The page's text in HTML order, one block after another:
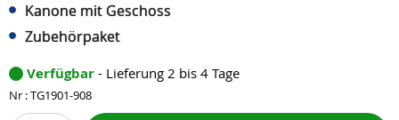
Kanone mit Geschoss
Zubehörpaket
Verfügbar - Lieferung 2 bis 4 Tage
Nr : TG1901-908